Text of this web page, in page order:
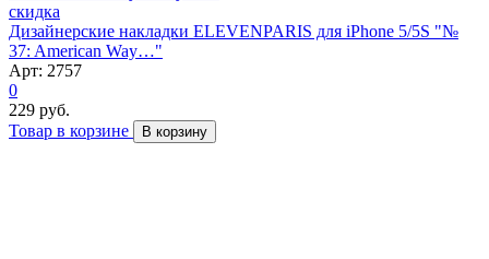
скидка
Дизайнерские накладки ELEVENPARIS для iPhone 5/5S "№
37: American Way…"
Арт: 2757
0
229 руб.
Товар в корзине
В корзину